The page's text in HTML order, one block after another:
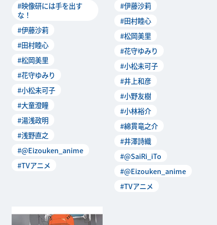
#映像研には手を出す
な！
#伊藤沙莉
#田村睦心
#松岡美里
#花守ゆみり
#小松未可子
#大童澄瞳
#湯浅政明
#浅野直之
#@Eizouken_anime
#TVアニメ
#伊藤沙莉
#田村睦心
#松岡美里
#花守ゆみり
#小松未可子
#井上和彦
#小野友樹
#小林裕介
#綿貫竜之介
#井澤詩織
#@SaiRi_iTo
#@Eizouken_anime
#TVアニメ